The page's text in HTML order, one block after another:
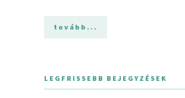
tovább...
LEGFRISSEBB BEJEGYZÉSEK